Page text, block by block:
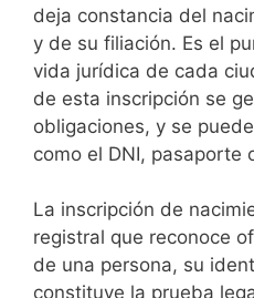
deja constancia del
y de su filiación. Es el
vida jurídica de cada
de esta inscripción se
obligaciones, y se
como el DNI, pasaporte
La inscripción de
registral que reconoce
de una persona, su
constituye la prueba